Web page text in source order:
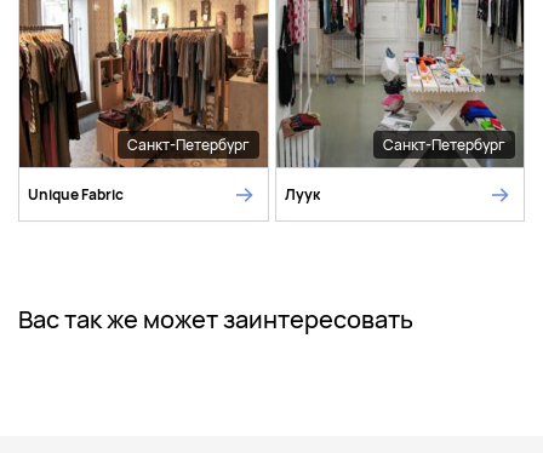
Санкт-Петербург
Unique Fabric
Санкт-Петербург
Луук
Вас так же может заинтересовать